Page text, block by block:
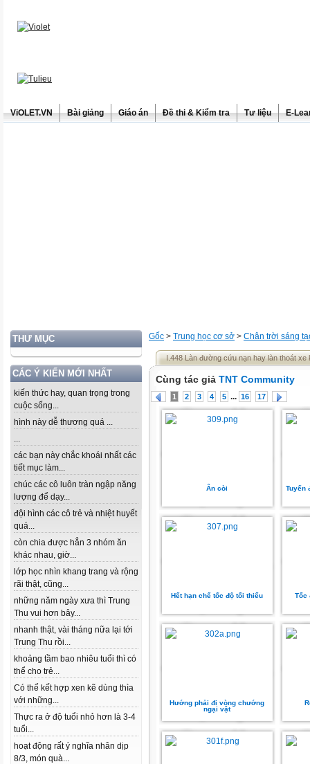
ViOLET.VN Bài giảng Giáo án Đề thi & Kiểm tra Tư liệu E-
THƯ MỤC
CÁC Ý KIẾN MỚI NHẤT
kiến thức hay, quan trọng trong
cuộc sống...
hình này dễ thương quá ...
...
các bạn này chắc khoái nhất các
tiết mục làm...
chúc các cô luôn tràn ngập năng
lượng để dạy...
đội hình các cô trẻ và nhiệt huyết
quá...
còn chia được hẳn 3 nhóm ăn
khác nhau, giờ...
lớp học nhìn khang trang và rộng
rãi thật, cũng...
những năm ngày xưa thì Trung
Thu vui hơn bây...
nhanh thật, vài tháng nữa lại tới
Trung Thu rồi...
khoảng tầm bao nhiêu tuổi thì có
thể cho trẻ...
Có thể kết hợp xen kẽ dùng thìa
với những...
Thực ra ở độ tuổi nhỏ hơn là 3-4
tuổi...
hoạt động rất ý nghĩa nhân dịp
8/3, món quà...
Gốc > Trung học cơ sở > Chân trời sáng
I.448 Làn đường cứu nạn hay làn thoát xe
Cùng tác giả TNT Community
1 2 3 4 5 ... 16 17
Ân còi Tuyến
Hết hạn chế tốc độ tối thiểu Tốc
Hướng phải đi vòng chướng
ngại vật